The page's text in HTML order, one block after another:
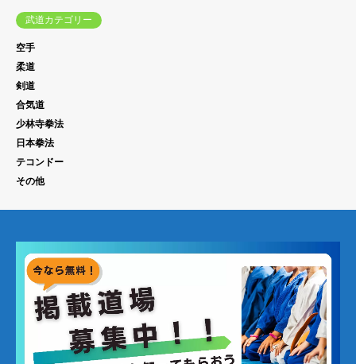
武道カテゴリー
空手
柔道
剣道
合気道
少林寺拳法
日本拳法
テコンドー
その他